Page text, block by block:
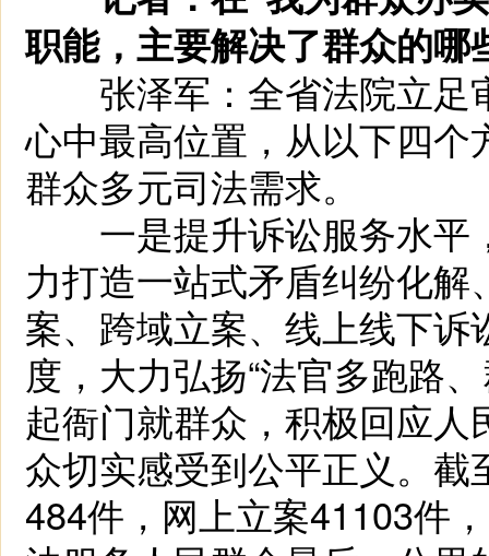
职能，主要解决了群众的哪
张泽军：全省法院立足
心中最高位置，从以下四
群众多元司法需求。
一是提升诉讼服务水平
力打造一站式矛盾纠纷化
案、跨域立案、线上线下
度，大力弘扬“法官多跑路
起衙门就群众，积极回应
众切实感受到公平正义。
484件，网上立案41103件